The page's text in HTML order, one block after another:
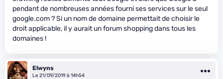
pendant de nombreuses années fourni ses services sur le seul
google.com ? Si un nom de domaine permettait de choisir le
droit applicable, il y aurait un forum shopping dans tous les
domaines !
Elwyns
Le 21/09/2019 à 14h54